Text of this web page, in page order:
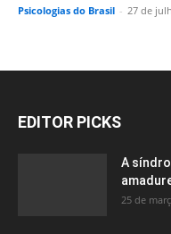
Psicologias do Brasil - 27 de
EDITOR PICKS
A
25 de